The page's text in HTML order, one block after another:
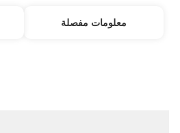
معلومات مفصلة